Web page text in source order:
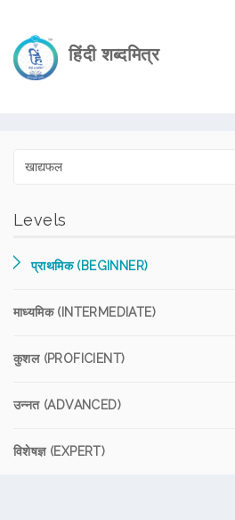
हिंदी शब्दमित्र
Levels
प्राथमिक (BEGINNER)
माध्यमिक (INTERMEDIATE)
कुशल (PROFICIENT)
उन्नत (ADVANCED)
विशेषज्ञ (EXPERT)